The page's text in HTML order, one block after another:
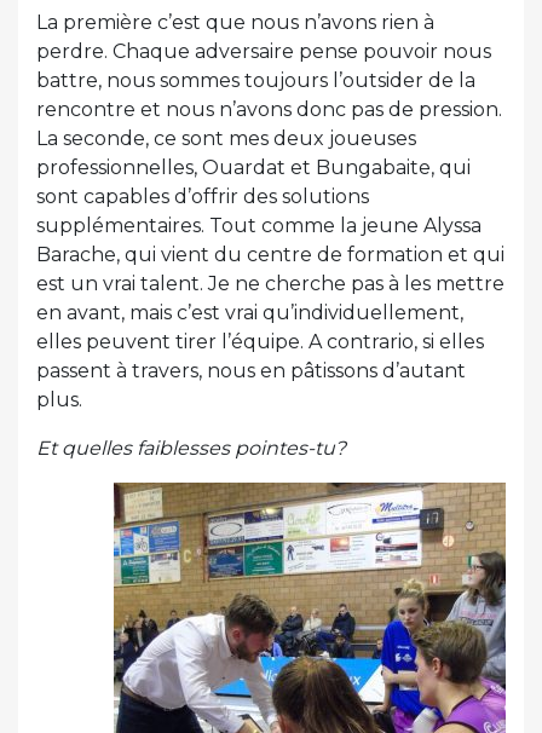
La première c’est que nous n’avons rien à
perdre. Chaque adversaire pense pouvoir nous
battre, nous sommes toujours l’outsider de la
rencontre et nous n’avons donc pas de pression.
La seconde, ce sont mes deux joueuses
professionnelles, Ouardat et Bungabaite, qui
sont capables d’offrir des solutions
supplémentaires. Tout comme la jeune Alyssa
Barache, qui vient du centre de formation et qui
est un vrai talent. Je ne cherche pas à les mettre
en avant, mais c’est vrai qu’individuellement,
elles peuvent tirer l’équipe. A contrario, si elles
passent à travers, nous en pâtissons d’autant
plus.
Et quelles faiblesses pointes-tu?